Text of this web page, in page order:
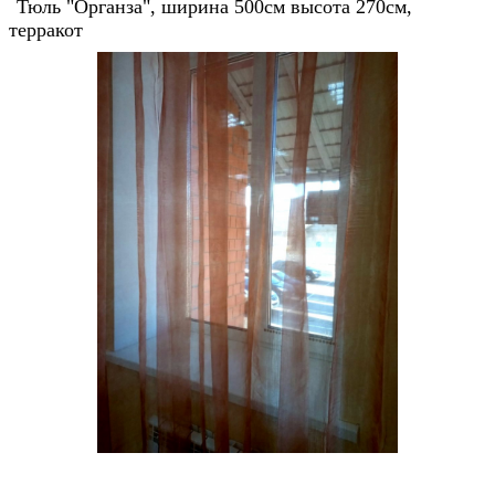
Тюль "Органза", ширина 500см высота 270см,
терракот